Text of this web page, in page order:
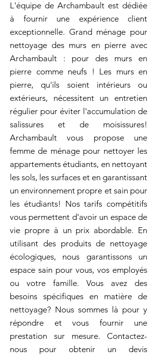
L'équipe de Archambault est dédiée
à fournir une expérience client
exceptionnelle. Grand ménage pour
nettoyage des murs en pierre avec
Archambault : pour des murs en
pierre comme neufs ! Les murs en
pierre, qu'ils soient intérieurs ou
extérieurs, nécessitent un entretien
régulier pour éviter l'accumulation de
salissures et de moisissures!
Archambault vous propose une
femme de ménage pour nettoyer les
appartements étudiants, en nettoyant
les sols, les surfaces et en garantissant
un environnement propre et sain pour
les étudiants! Nos tarifs compétitifs
vous permettent d'avoir un espace de
vie propre à un prix abordable. En
utilisant des produits de nettoyage
écologiques, nous garantissons un
espace sain pour vous, vos employés
ou votre famille. Vous avez des
besoins spécifiques en matière de
nettoyage? Nous sommes là pour y
répondre et vous fournir une
prestation sur mesure. Contactez-
nous pour obtenir un devis